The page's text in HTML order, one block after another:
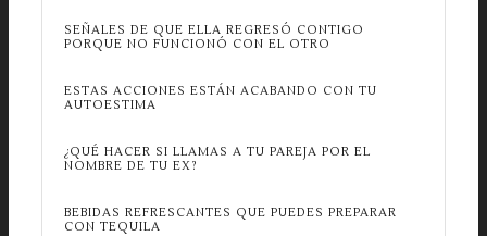
SEÑALES DE QUE ELLA REGRESÓ CONTIGO
PORQUE NO FUNCIONÓ CON EL OTRO
ESTAS ACCIONES ESTÁN ACABANDO CON TU
AUTOESTIMA
¿QUÉ HACER SI LLAMAS A TU PAREJA POR EL
NOMBRE DE TU EX?
BEBIDAS REFRESCANTES QUE PUEDES PREPARAR
CON TEQUILA